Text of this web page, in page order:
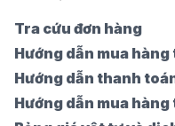
Tra cứu đơn hàng
Hướng dẫn mua
Hướng dẫn thanh
Hướng dẫn mua hàng